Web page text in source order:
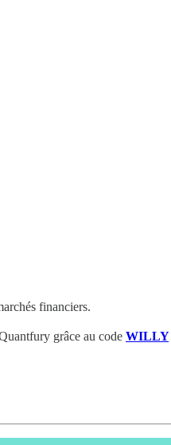
financiers.
grâce au code WILLY